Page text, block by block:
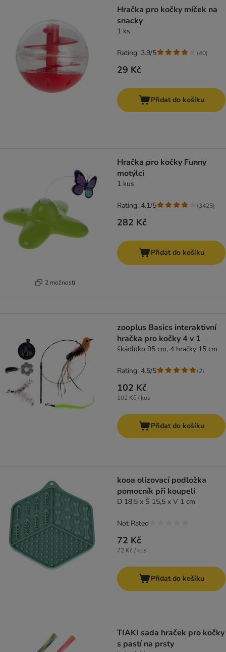
Hračka pro kočky míček na
snacky
1 ks
29 Kč
Rating: 3.9/5 (40)
Přidat do košíku
2 možností
Hračka pro kočky Funny
motýlci
1 kus
282 Kč
Rating: 4.1/5 (3425)
Přidat do košíku
zooplus Basics interaktivní
hračka pro kočky 4 v 1
škádlítko 95 cm, 4 hračky 15 cm
102 Kč
102 Kč / kus
Rating: 4.5/5 (2)
Přidat do košíku
kooa olizovací podložka
pomocník při koupeli
D 18,5 x Š 15,5 x V 1 cm
72 Kč
72 Kč / kus
Not Rated
Přidat do košíku
TIAKI sada hraček pro kočky
s pastí na prsty